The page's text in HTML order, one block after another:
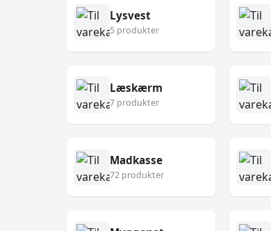
Lysvest
5 produkter
Læskærm
7 produkter
Madkasse
72 produkter